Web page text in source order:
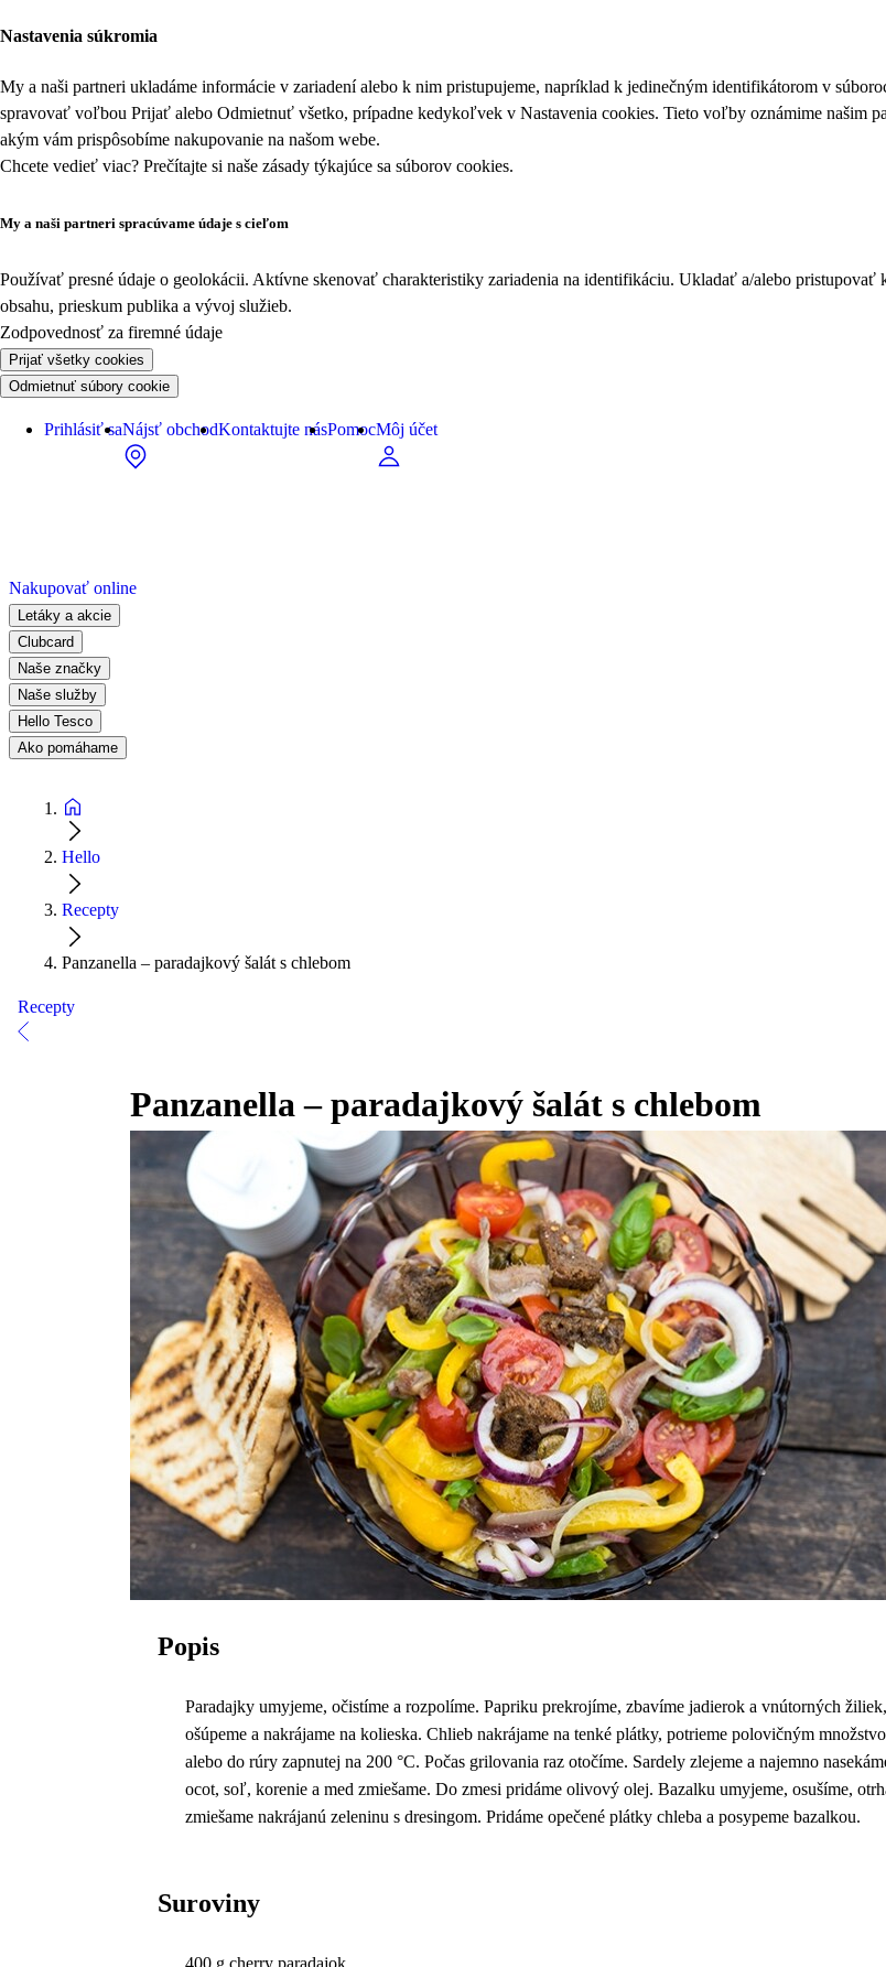
Nastavenia súkromia
My a naši partneri ukladáme informácie v zariadení alebo k nim pristupujeme, napríklad k jedinečným identifikátorom v
spravovať voľbou Prijať alebo Odmietnuť všetko, prípadne kedykoľvek v Nastavenia cookies. Tieto voľby oznámime našim
akým vám prispôsobíme nakupovanie na našom webe.
Chcete vedieť viac? Prečítajte si naše zásady týkajúce sa súborov cookies.
My a naši partneri spracúvame údaje s cieľom
Používať presné údaje o geolokácii. Aktívne skenovať charakteristiky zariadenia na identifikáciu. Ukladať a/alebo pristupovať
obsahu, prieskum publika a vývoj služieb.
Zodpovednosť za firemné údaje
Prijať všetky cookies
Odmietnuť súbory cookie
Prihlásiť saNájsť obchodKontaktujte násPomocMôj účet
Nakupovať online
Letáky a akcie
Clubcard
Naše značky
Naše služby
Hello Tesco
Ako pomáhame
Hello
Recepty
Panzanella – paradajkový šalát s chlebom
Recepty
Panzanella – paradajkový šalát s chlebom
Popis
Paradajky umyjeme, očistíme a rozpolíme. Papriku prekrojíme, zbavíme jadierok a vnútorných
ošúpeme a nakrájame na kolieska. Chlieb nakrájame na tenké plátky, potrieme polovičným
alebo do rúry zapnutej na 200 °C. Počas grilovania raz otočíme. Sardely zlejeme a najemno
ocot, soľ, korenie a med zmiešame. Do zmesi pridáme olivový olej. Bazalku umyjeme, osušíme,
zmiešame nakrájanú zeleninu s dresingom. Pridáme opečené plátky chleba a posypeme bazalkou.
Suroviny
400 g cherry paradajok